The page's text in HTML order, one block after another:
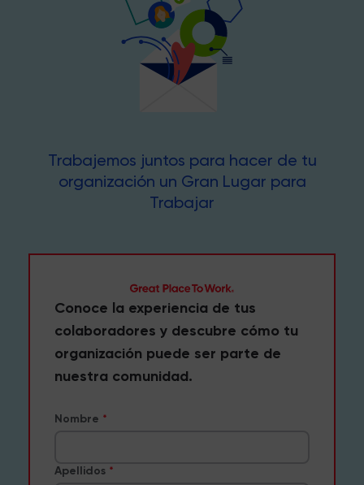
Trabajemos juntos para hacer de tu
organización un Gran Lugar para
Trabajar
Conoce la experiencia de tus
colaboradores y descubre cómo tu
organización puede ser parte de
nuestra comunidad.
Nombre
Apellidos